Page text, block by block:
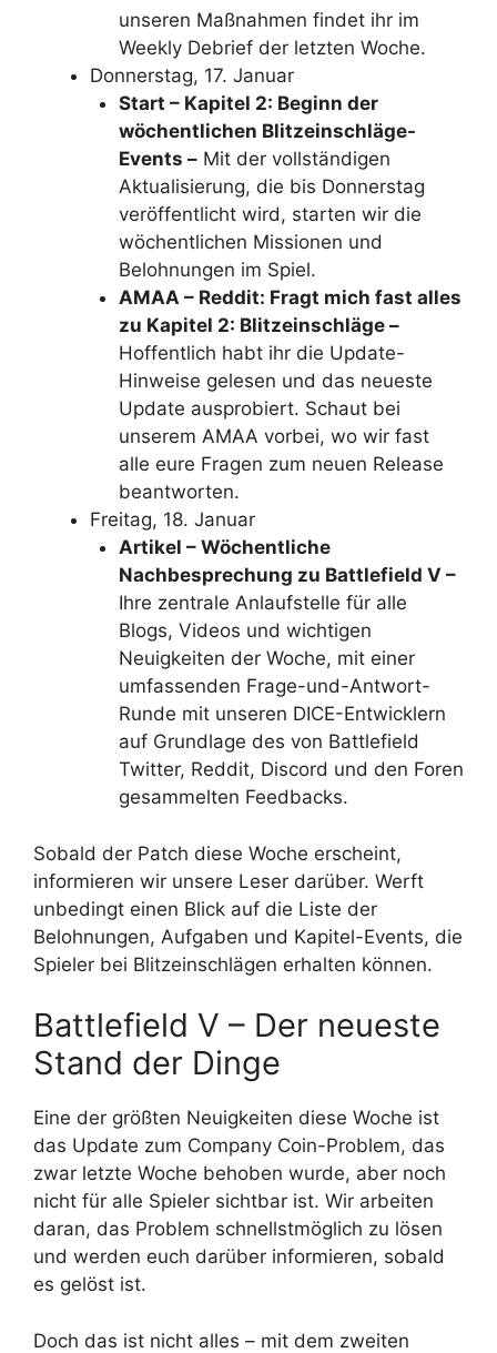
unseren Maßnahmen findet ihr im
Weekly Debrief der letzten Woche.
Donnerstag, 17. Januar
Start – Kapitel 2: Beginn der
wöchentlichen Blitzeinschläge-
Events –Mit der vollständigen
Aktualisierung, die bis Donnerstag
veröffentlicht wird, starten wir die
wöchentlichen Missionen und
Belohnungen im Spiel.
AMAA – Reddit: Fragt mich fast alles
zu Kapitel 2: Blitzeinschläge –
Hoffentlich habt ihr die Update-
Hinweise gelesen und das neueste
Update ausprobiert. Schaut bei
unserem AMAA vorbei, wo wir fast
alle eure Fragen zum neuen Release
beantworten.
Freitag, 18. Januar
Artikel – Wöchentliche
Nachbesprechung zu Battlefield V –
Ihre zentrale Anlaufstelle für alle
Blogs, Videos und wichtigen
Neuigkeiten der Woche, mit einer
umfassenden Frage-und-Antwort-
Runde mit unseren DICE-Entwicklern
auf Grundlage des von Battlefield
Twitter, Reddit, Discord und den Foren
gesammelten Feedbacks.
Sobald der Patch diese Woche erscheint,
informieren wir unsere Leser darüber. Werft
unbedingt einen Blick auf die Liste der
Belohnungen, Aufgaben und Kapitel-Events, die
Spieler bei Blitzeinschlägen erhalten können.
Battlefield V – Der neueste
Stand der Dinge
Eine der größten Neuigkeiten diese Woche ist
das Update zum Company Coin-Problem, das
zwar letzte Woche behoben wurde, aber noch
nicht für alle Spieler sichtbar ist. Wir arbeiten
daran, das Problem schnellstmöglich zu lösen
und werden euch darüber informieren, sobald
es gelöst ist.
Doch das ist nicht alles – mit dem zweiten